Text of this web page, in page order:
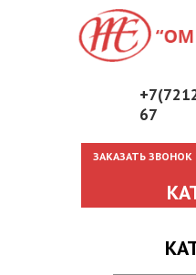
67
ЗАКАЗАТЬ ЗВОНОК